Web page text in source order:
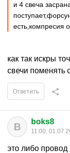
и 4 свеча
есть,компресия
как так искры
свечи поменять
Ответить
B boks8
11:00,
это либо провод